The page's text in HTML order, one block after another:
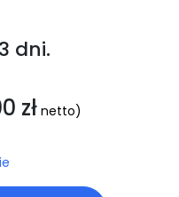
dni.
zł netto)